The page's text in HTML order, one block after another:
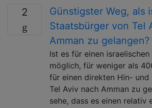
2
Günstigster Weg, als
Staatsbürger von Tel
Amman zu gelangen?
Ist es für einen
möglich, für weniger als
für einen direkten Hin- und
Tel Aviv nach Amman zu
sehe, dass es einen relativ